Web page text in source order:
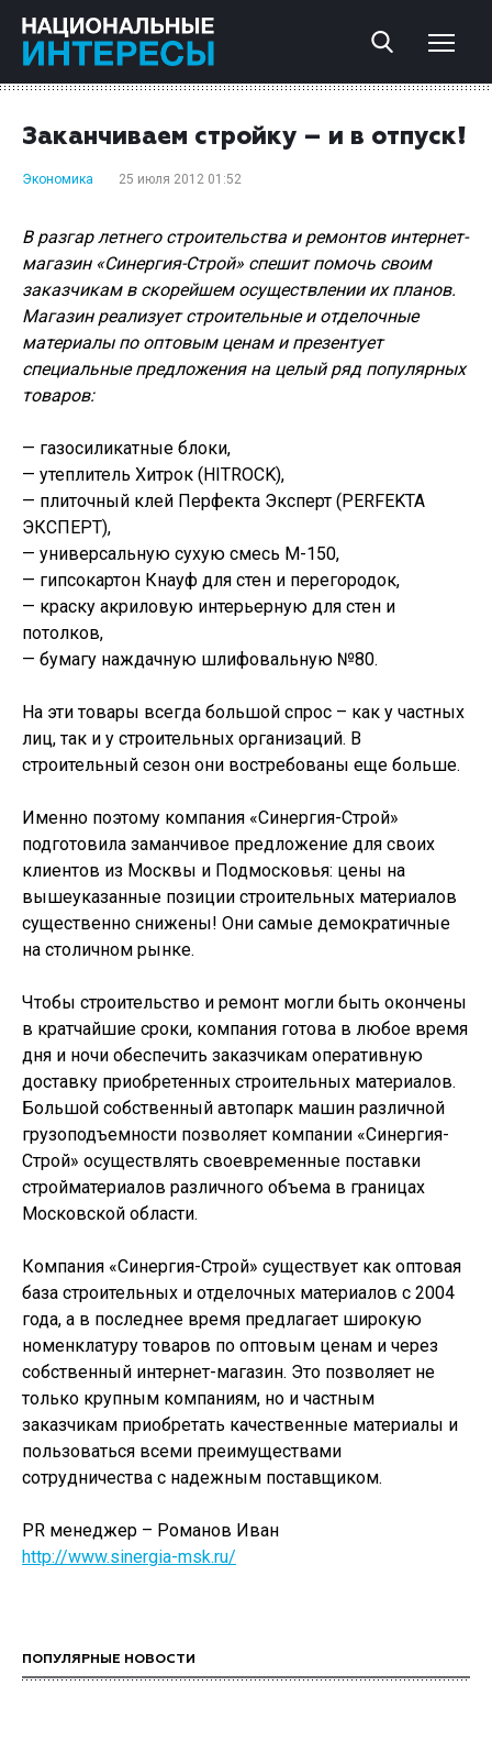
Заканчиваем стройку – и в отпуск!
Экономика 25 июля 2012 01:52
В разгар летнего строительства и ремонтов интернет-
магазин «Синергия-Строй» спешит помочь своим
заказчикам в скорейшем осуществлении их планов.
Магазин реализует строительные и отделочные
материалы по оптовым ценам и презентует
специальные предложения на целый ряд популярных
товаров:
— газосиликатные блоки,
— утеплитель Хитрок (HITROCK),
— плиточный клей Перфекта Эксперт (PERFEKTA
ЭКСПЕРТ),
— универсальную сухую смесь М-150,
— гипсокартон Кнауф для стен и перегородок,
— краску акриловую интерьерную для стен и
потолков,
— бумагу наждачную шлифовальную №80.
На эти товары всегда большой спрос – как у частных
лиц, так и у строительных организаций. В
строительный сезон они востребованы еще больше.
Именно поэтому компания «Синергия-Строй»
подготовила заманчивое предложение для своих
клиентов из Москвы и Подмосковья: цены на
вышеуказанные позиции строительных материалов
существенно снижены! Они самые демократичные
на столичном рынке.
Чтобы строительство и ремонт могли быть окончены
в кратчайшие сроки, компания готова в любое время
дня и ночи обеспечить заказчикам оперативную
доставку приобретенных строительных материалов.
Большой собственный автопарк машин различной
грузоподъемности позволяет компании «Синергия-
Строй» осуществлять своевременные поставки
стройматериалов различного объема в границах
Московской области.
Компания «Синергия-Строй» существует как оптовая
база строительных и отделочных материалов с 2004
года, а в последнее время предлагает широкую
номенклатуру товаров по оптовым ценам и через
собственный интернет-магазин. Это позволяет не
только крупным компаниям, но и частным
заказчикам приобретать качественные материалы и
пользоваться всеми преимуществами
сотрудничества с надежным поставщиком.
PR менеджер – Романов Иван
http://www.sinergia-msk.ru/
ПОПУЛЯРНЫЕ НОВОСТИ